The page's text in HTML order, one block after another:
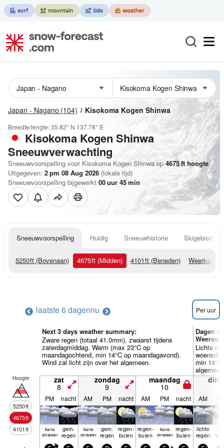
Japan - Nagano (104) Kisokoma Kogen Shinwa
Breedte/lengte:35.82° N 137.78° E
Kisokoma Kogen Shinwa
Sneeuwverwachting
Sneeuwvoorspelling voor Kisokoma Kogen Shinwa op 4675ft hoogte
Uitgegeven: 2 pm 08 Aug 2026 (lokale tijd)
Sneeuwvoorspelling bijgewerkt 00uur 45min
Sneeuwvoorspelling Huidig Sneeuwhistorie Skigebied
5250ft (Bovenaan) 4675ft (Midden) 4101ft (Beneden)
laatste 6 dagennu Per uur
Next 3 days weather summary:
Zware regen (totaal 41.0mm), zwaarst tijdens
zaterdagmiddag. Warm (max 23°C op
maandagochtend, min 14°C op maandagavond).
Wind zal licht zijn over het algemeen.
Dagen
Lichte
min
Hoogte
5250ft
4675ft
4101ft
zat
8
zondag
9
maandag
10
PM nacht AM PM nacht AM PM nacht AM
kans
onweer
gem.
regen
kans
onweer
gem.
regen
regen­
buien
regen­
buien
kans
onweer
regen­
buien
lichte
regen